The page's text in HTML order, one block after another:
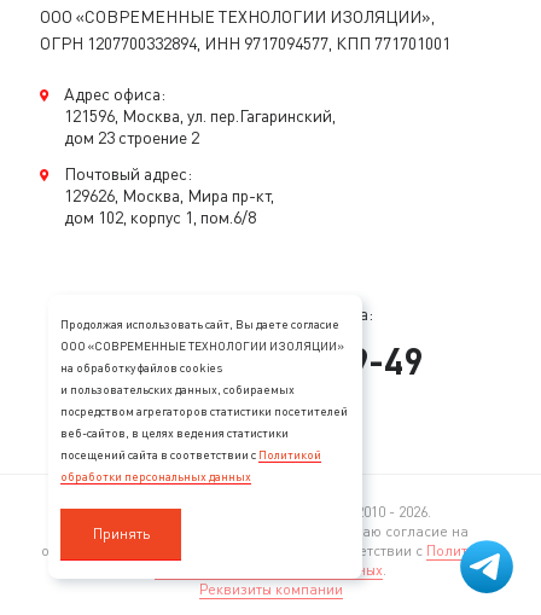
ООО «СОВРЕМЕННЫЕ ТЕХНОЛОГИИ ИЗОЛЯЦИИ»,
ОГРН 1207700332894, ИНН 9717094577, КПП 771701001
Адрес офиса:
121596, Москва, ул. пер.Гагаринский,
дом 23 строение 2
Почтовый адрес:
129626, Москва, Мира пр-кт,
дом 102, корпус 1, пом.6/8
Консультация специалиста:
+7(495)128-89-49
mail@stopzvuk.ru
© 2005—2026 Все права защищены. 2010 - 2026.
Продолжая пользование сайтом, я выражаю согласие на
обработку моих персональных данных в соответствии с Политикой
обработки персональных данных
Реквизиты компании
Продолжая использовать сайт, Вы даете согласие
ООО «СОВРЕМЕННЫЕ ТЕХНОЛОГИИ ИЗОЛЯЦИИ»
на обработку файлов cookies
и пользовательских данных, собираемых
посредством агрегаторов статистики посетителей
веб-сайтов, в целях ведения статистики
посещений сайта в соответствии с Политикой
обработки персональных данных
Принять